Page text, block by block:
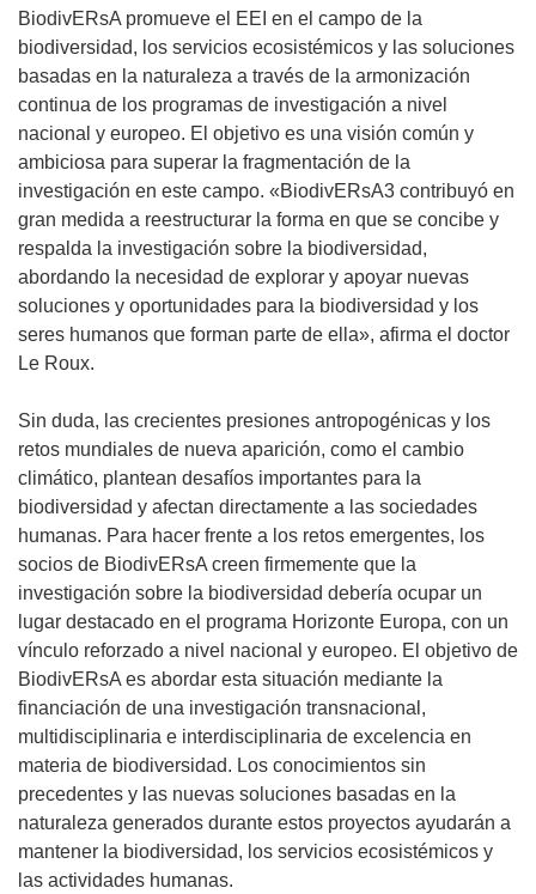
e
v
a
v
e
n
t
a
n
a
)
u
e
v
a
v
e
n
t
a
n
a
)
BiodivERsA promueve el EEI en el campo de la
biodiversidad, los servicios ecosistémicos y las soluciones
basadas en la naturaleza a través de la armonización
continua de los programas de investigación a nivel
nacional y europeo. El objetivo es una visión común y
ambiciosa para superar la fragmentación de la
investigación en este campo. «BiodivERsA3 contribuyó en
gran medida a reestructurar la forma en que se concibe y
respalda la investigación sobre la biodiversidad,
abordando la necesidad de explorar y apoyar nuevas
soluciones y oportunidades para la biodiversidad y los
seres humanos que forman parte de ella», afirma el doctor
Le Roux.
Sin duda, las crecientes presiones antropogénicas y los
retos mundiales de nueva aparición, como el cambio
climático, plantean desafíos importantes para la
biodiversidad y afectan directamente a las sociedades
humanas. Para hacer frente a los retos emergentes, los
socios de BiodivERsA creen firmemente que la
investigación sobre la biodiversidad debería ocupar un
lugar destacado en el programa Horizonte Europa, con un
vínculo reforzado a nivel nacional y europeo. El objetivo de
BiodivERsA es abordar esta situación mediante la
financiación de una investigación transnacional,
multidisciplinaria e interdisciplinaria de excelencia en
materia de biodiversidad. Los conocimientos sin
precedentes y las nuevas soluciones basadas en la
naturaleza generados durante estos proyectos ayudarán a
mantener la biodiversidad, los servicios ecosistémicos y
las actividades humanas.